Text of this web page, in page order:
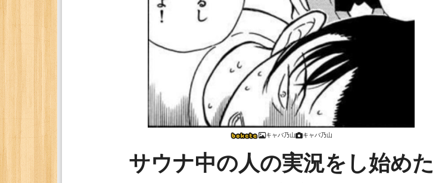
キャバ乃山 キャバ乃山
サウナ中の人の実況をし始めた